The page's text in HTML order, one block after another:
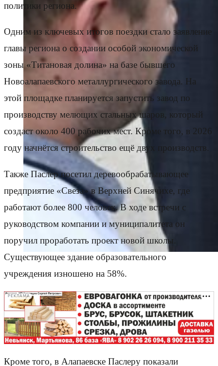
политики региона.
Одним из ключевых итогов поездки стало заявление
главы региона о создании особой экономической
зоны «Титановая долина» на базе бывшего
Новоалапаевского металлургического завода. На
этой площадке планируется запустить завод по
производству мелющих стальных шаров, который
создаст около 400 рабочих мест. Кроме того, в 2026
году начнётся строительство ещё двух производств.
Также Паслер посетил деревообрабатывающее
предприятие «Свеза» в Верхней Синячихе, где
работают более 800 человек. В ходе встречи с
руководством компании и муниципалитета он
поручил проработать проект новой школы.
Существующее здание образовательного
учреждения изношено на 58%.
РЕКЛАМА
Кроме того, в Алапаевске Паслеру показали